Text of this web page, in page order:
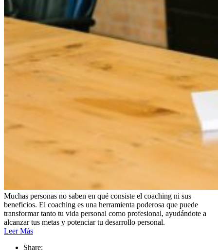
Muchas personas no saben en qué consiste el coaching ni sus
beneficios. El coaching es una herramienta poderosa que puede
transformar tanto tu vida personal como profesional, ayudándote a
alcanzar tus metas y potenciar tu desarrollo personal.
Leer Más
Share: